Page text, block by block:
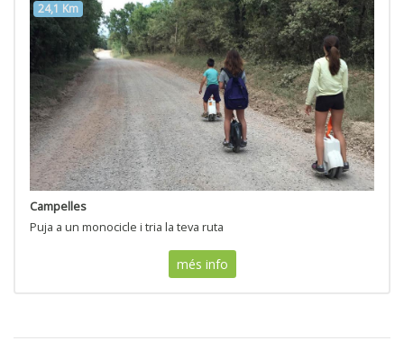
24,1 Km
Campelles
Puja a un monocicle i tria la teva ruta
més info